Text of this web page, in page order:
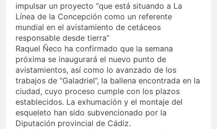
impulsar un proyecto “que está situando a La
Línea de la Concepción como un referente
mundial en el avistamiento de cetáceos
responsable desde tierra”
Raquel Ñeco ha confirmado que la semana
próxima se inaugurará el nuevo punto de
avistamientos, así como lo avanzado de los
trabajos de “Galadriel”, la ballena encontrada en la
ciudad, cuyo proceso cumple con los plazos
establecidos. La exhumación y el montaje del
esqueleto han sido subvencionado por la
Diputación provincial de Cádiz.